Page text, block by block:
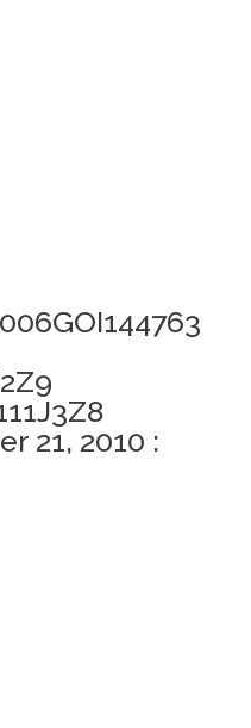
21, 2010 :